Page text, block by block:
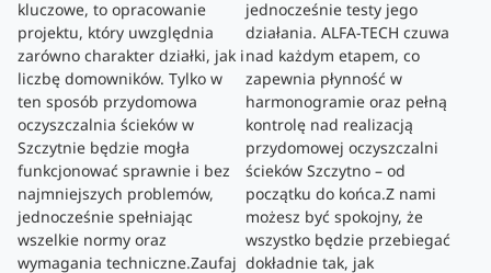
kluczowe, to opracowanie
projektu, który uwzględnia
zarówno charakter działki, jak i
liczbę domowników. Tylko w
ten sposób przydomowa
oczyszczalnia ścieków w
Szczytnie będzie mogła
funkcjonować sprawnie i bez
najmniejszych problemów,
jednocześnie spełniając
wszelkie normy oraz
wymagania techniczne.Zaufaj
jednocześnie testy jego
działania. ALFA-TECH czuwa
nad każdym etapem, co
zapewnia płynność w
harmonogramie oraz pełną
kontrolę nad realizacją
przydomowej oczyszczalni
ścieków Szczytno – od
początku do końca.Z nami
możesz być spokojny, że
wszystko będzie przebiegać
dokładnie tak, jak